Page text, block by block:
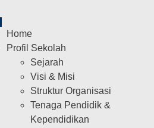
Home
Profil Sekolah
Sejarah
Visi & Misi
Struktur Organisasi
Tenaga Pendidik &
Kependidikan